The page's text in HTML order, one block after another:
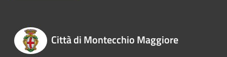
Città di Montecchio Maggiore